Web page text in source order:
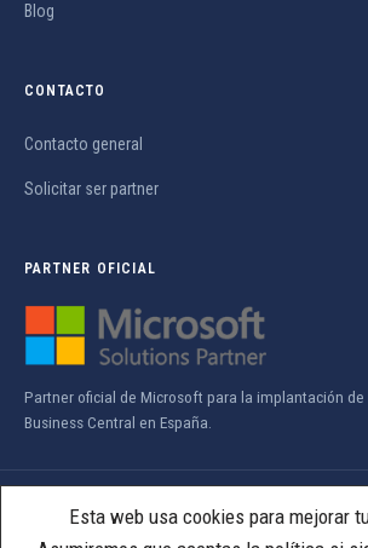
Blog
CONTACTO
Contacto general
Solicitar ser partner
PARTNER OFICIAL
Partner oficial de Microsoft para la implantación de
Business Central en España.
Política de privacidad
Esta web usa cookies para mejorar